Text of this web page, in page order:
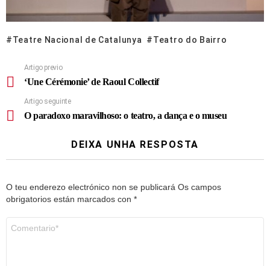
Teatre Nacional de Catalunya Teatro do Bairro
Artigo previo
‘Une Cérémonie’ de Raoul Collectif
Artigo seguinte
O paradoxo maravilhoso: o teatro, a dança e o museu
DEIXA UNHA RESPOSTA
O teu enderezo electrónico non se publicará Os campos
obrigatorios están marcados con *